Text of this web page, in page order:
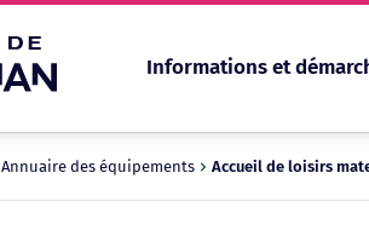
Informations et
Annuaire des équipements Accueil de loisirs